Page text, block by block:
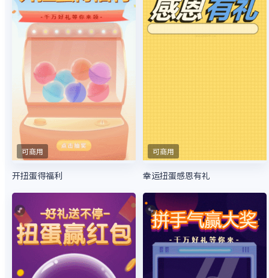
可商用
开扭蛋得福利
可商用
幸运扭蛋感恩有礼